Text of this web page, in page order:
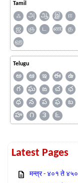
Tamil
ஃ அ ஆ இ ஈ
ஜ
ஞ ட ண த
ஹ
Telugu
అ ఆ ఇ ఈ ఉ
గ
ఘ ఙ చ ఛ
ధ
న ప ఫ బ
హ
౧ ౩ ౬
Latest Pages
मन्त्र - ४०१ ते ४५०